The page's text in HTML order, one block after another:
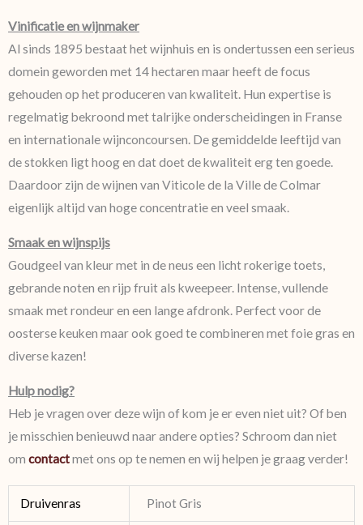
Vinificatie en wijnmaker
Al sinds 1895 bestaat het wijnhuis en is ondertussen een serieus
domein geworden met 14 hectaren maar heeft de focus
gehouden op het produceren van kwaliteit. Hun expertise is
regelmatig bekroond met talrijke onderscheidingen in Franse
en internationale wijnconcoursen. De gemiddelde leeftijd van
de stokken ligt hoog en dat doet de kwaliteit erg ten goede.
Daardoor zijn de wijnen van Viticole de la Ville de Colmar
eigenlijk altijd van hoge concentratie en veel smaak.
Smaak en wijnspijs
Goudgeel van kleur met in de neus een licht rokerige toets,
gebrande noten en rijp fruit als kweepeer. Intense, vullende
smaak met rondeur en een lange afdronk. Perfect voor de
oosterse keuken maar ook goed te combineren met foie gras en
diverse kazen!
Hulp nodig?
Heb je vragen over deze wijn of kom je er even niet uit? Of ben
je misschien benieuwd naar andere opties? Schroom dan niet
om contactmet ons op te nemen en wij helpen je graag verder!
Druivenras Pinot Gris